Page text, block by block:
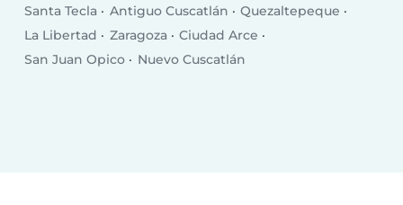
Santa Tecla Antiguo Cuscatlán
Quezaltepeque
La Libertad
Zaragoza
Ciudad Arce
San Juan Opico
Nuevo Cuscatlán